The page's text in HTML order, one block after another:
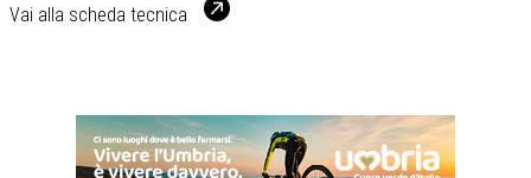
Vai alla scheda tecnica